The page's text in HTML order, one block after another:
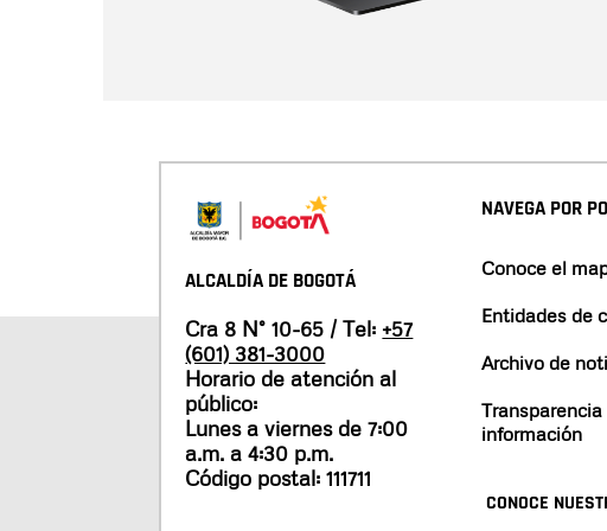
ALCALDÍA DE BOGOTÁ
Cra 8 N° 10-65 / Tel: +57
(601) 381-3000
Horario de atención al
público:
Lunes a viernes de 7:00
a.m. a 4:30 p.m.
Código postal: 111711
NAVEGA POR
Conoce el
Entidades de
Archivo de
información
CONOCE